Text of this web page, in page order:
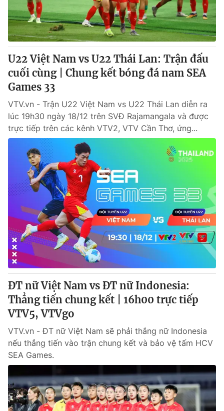
Thị trường
Tư vấn
Lịch phát sóng
Chuyên mục khác
Emagazine Podcast
Photo
Video Shorts video
VTV Money
VTV Sức khoẻ Bất động sản
Thị trường 24h Tấm lòng Việt
VTV4 Vươn mình bằng AI
VTV9 VTV8
Liên hệ tòa soạn English
THỜI BÁO VTV
Theo dõi báo trên
Cơ quan chủ quản:Đài Truyền hình Việt Nam
U22 Việt Nam vs U22 Thái Lan: Trận đấu
cuối cùng | Chung kết bóng đá nam SEA
Games 33
VTV.vn - Trận U22 Việt Nam vs U22 Thái Lan diễn ra
lúc 19h30 ngày 18/12 trên SVĐ Rajamangala và được
trực tiếp trên các kênh VTV2, VTV Cần Thơ, ứng...
ĐT nữ Việt Nam vs ĐT nữ Indonesia:
Thẳng tiến chung kết | 16h00 trực tiếp
VTV5, VTVgo
VTV.vn - ĐT nữ Việt Nam sẽ phải thắng nữ Indonesia
nếu thẳng tiến vào trận chung kết và bảo vệ tấm HCV
SEA Games.